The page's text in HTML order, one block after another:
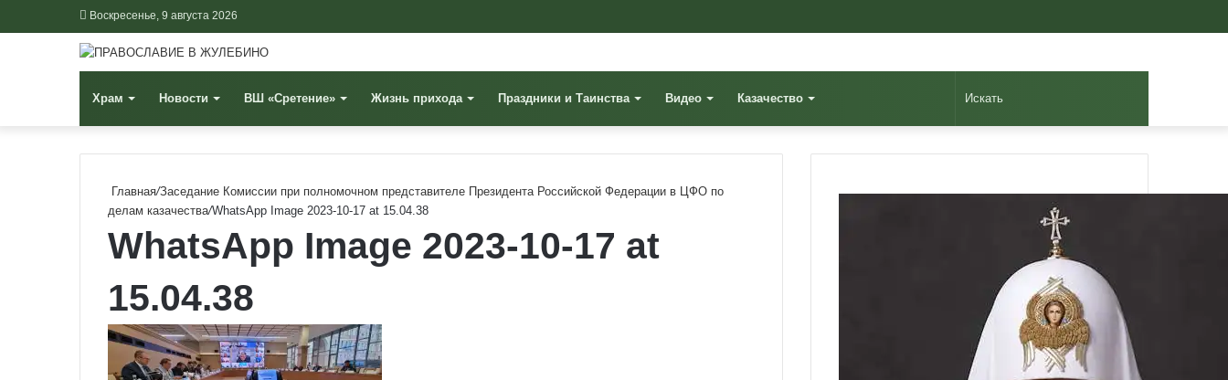
Воскресенье, 9 августа 2026
Храм Новости ВШ «Сретение» Жизнь прихода Праздники и Таинства Видео Казачество
Главная/Заседание Комиссии при полномочном представителе Президента Российской Федерации в ЦФО по
делам казачества/WhatsApp Image 2023-10-17 at 15.04.38
WhatsApp Image 2023-10-17 at
15.04.38